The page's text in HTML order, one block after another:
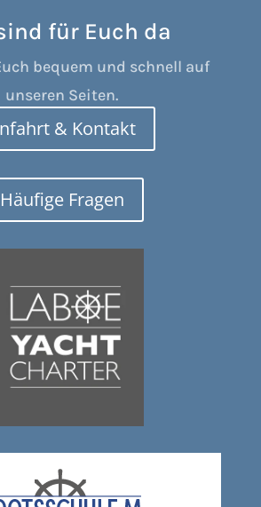
für Euch da
bequem und schnell auf
unseren Seiten.
& Kontakt
Häufige Fragen